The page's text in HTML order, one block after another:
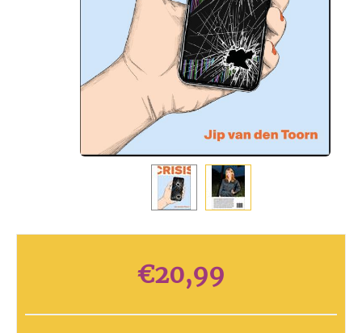
€20,99